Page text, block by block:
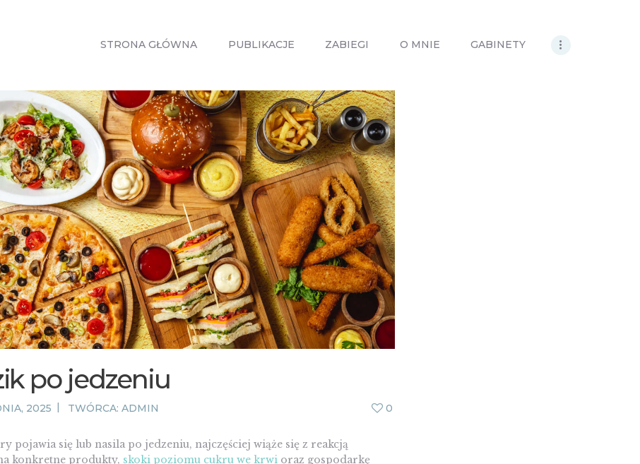
STRONA GŁÓWNA PUBLIKACJE ZABIEGI O MNIE GABINETY
GŁÓWNA
ZABIEGI
O MNIE
GABINETY
WPISY
KONTAKT
po jedzeniu
2025 TWÓRCA: ADMIN 0
pojawia się lub nasila po jedzeniu, najczęściej wiąże się z reakcją
konkretne produkty, skoki poziomu cukru we krwi oraz gospodarkę